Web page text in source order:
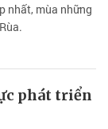
nhất, mùa những
phát triển